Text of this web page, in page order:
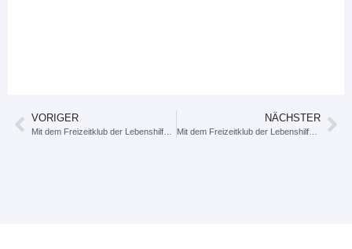
VORIGER NÄCHSTER
Mit dem Freizeitklub der Lebenshilfe unterwegs, heute: Harztour.